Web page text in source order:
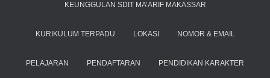
KEUNGGULAN SDIT MA’ARIF MAKASSAR
KURIKULUM TERPADU LOKASI NOMOR & EMAIL
PELAJARAN PENDAFTARAN PENDIDIKAN KARAKTER